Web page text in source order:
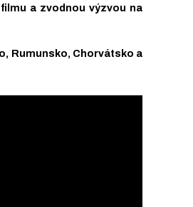
a zvodnou výzvou na
Rumunsko, Chorvátsko a